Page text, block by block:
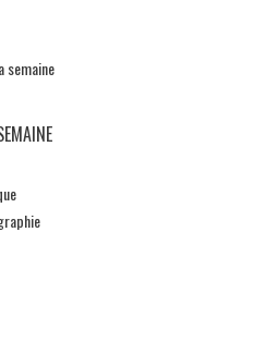
semaine